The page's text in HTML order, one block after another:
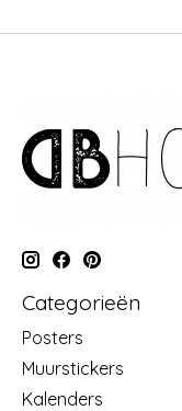
Categorieën
Posters
Muurstickers
Kalenders